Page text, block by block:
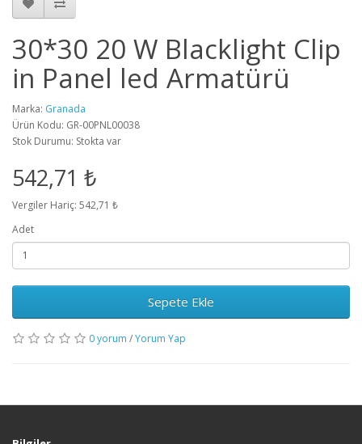
30*30 20 W Blacklight Clip
in Panel led Armatürü
Marka: Granada
Ürün Kodu: GR-00PNL00038
Stok Durumu: Stokta var
542,71 ₺
Vergiler Hariç: 542,71 ₺
Adet
Sepete Ekle
0 yorum /Yorum Yap